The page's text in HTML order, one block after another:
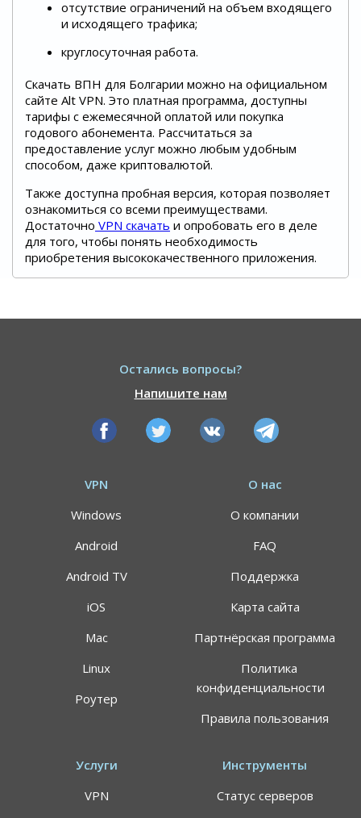
СКИДКИ 64%
Воспользуйтесь специальным предложением
ALTVPN, и сэкомьте на тарифном плане до 64%
191.8$ 59.99$
Цена указана за план подписки 24 месяца, может
отсутствие ограничений на объем входящего
и исходящего трафика;
круглосуточная работа.
Скачать ВПН для Болгарии можно на официальном
сайте Alt VPN. Это платная программа, доступны
тарифы с ежемесячной оплатой или покупка
годового абонемента. Рассчитаться за
предоставление услуг можно любым удобным
способом, даже криптовалютой.
Также доступна пробная версия, которая позволяет
ознакомиться со всеми преимуществами.
Достаточно VPN скачать и опробовать его в деле
для того, чтобы понять необходимость
приобретения высококачественного приложения.
Остались вопросы?
Напишите нам
VPN
Windows
Android
Android TV
iOS
Mac
Linux
Роутер
О нас
О компании
FAQ
Поддержка
Карта сайта
Партнёрская программа
Политика
конфиденциальности
Правила пользования
Услуги
VPN
Инструменты
Статус серверов